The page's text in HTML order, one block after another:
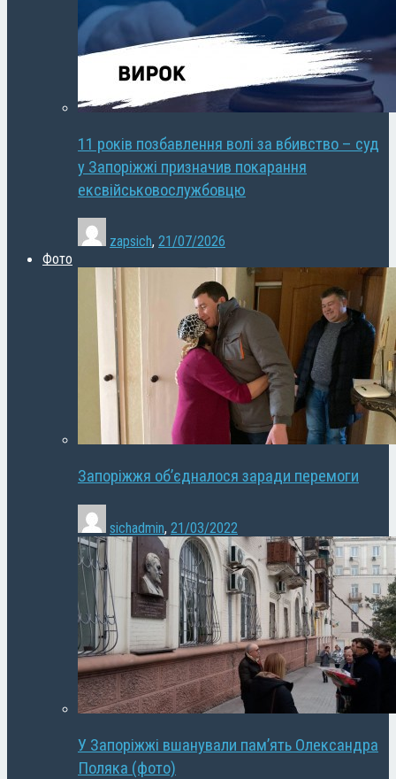
11 років позбавлення волі за вбивство – суд
у Запоріжжі призначив покарання
ексвійськовослужбовцю
zapsich, 21/07/2026
Фото
Запоріжжя об’єдналося заради перемоги
sichadmin, 21/03/2022
У Запоріжжі вшанували пам’ять Олександра
Поляка (фото)